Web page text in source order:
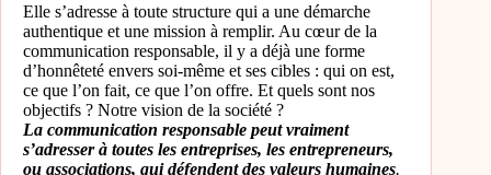
Elle s’adresse à toute structure qui a une démarche
authentique et une mission à remplir. Au cœur de la
communication responsable, il y a déjà une forme
d’honnêteté envers soi-même et ses cibles : qui on est,
ce que l’on fait, ce que l’on offre. Et quels sont nos
objectifs ? Notre vision de la société ?
La communication responsable peut vraiment
s’adresser à toutes les entreprises, les entrepreneurs,
ou associations, qui défendent des valeurs humaines.